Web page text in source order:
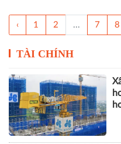
‹ 1 2 ... 7 8
TÀI CHÍNH